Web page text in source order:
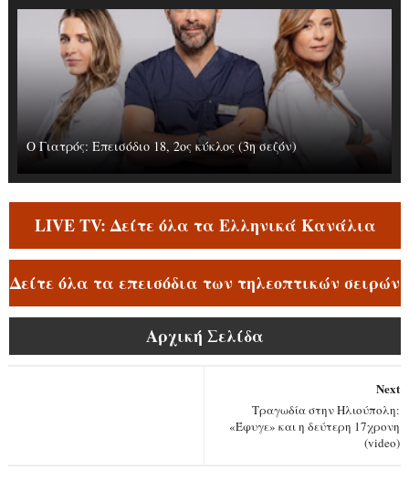
Ο Γιατρός: Επεισόδιο 18, 2ος κύκλος (3η σεζόν)
LIVE TV: Δείτε όλα τα Ελληνικά Κανάλια
Δείτε όλα τα επεισόδια των τηλεοπτικών σειρών
Αρχική Σελίδα
Next
Τραγωδία στην Ηλιούπολη:
«Έφυγε» και η δεύτερη 17χρονη
(video)